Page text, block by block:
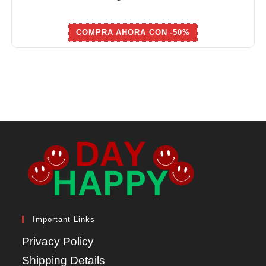
COMPRA AHORA CON -50%
Important Links
Privacy Policy
Shipping Details